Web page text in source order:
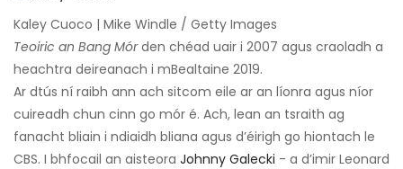
Kaley Cuoco | Mike Windle / Getty Images
Teoiric an Bang Mórden chéad uair i 2007 agus craoladh a
heachtra deireanach i mBealtaine 2019.
Ar dtús ní raibh ann ach sitcom eile ar an líonra agus níor
cuireadh chun cinn go mór é. Ach, lean an tsraith ag
fanacht bliain i ndiaidh bliana agus d’éirigh go hiontach le
CBS. I bhfocail an aisteora Johnny Galecki - a d’imir Leonard